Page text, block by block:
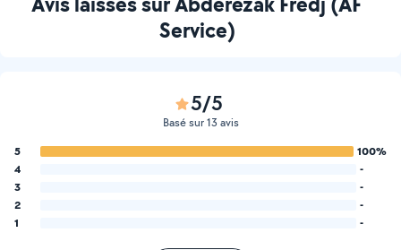
Service)
5/5
Basé sur 13 avis
5
100%
4
-
3
-
2
-
1
-